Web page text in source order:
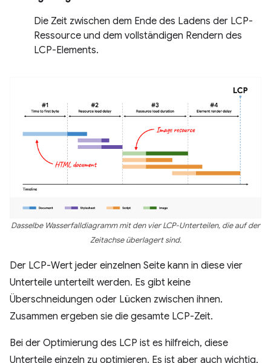
Die Zeit zwischen dem Ende des Ladens der LCP-
Ressource und dem vollständigen Rendern des
LCP-Elements.
Dasselbe Wasserfalldiagramm mit den vier LCP-Unterteilen, die auf der
Zeitachse überlagert sind.
Der LCP-Wert jeder einzelnen Seite kann in diese vier
Unterteile unterteilt werden. Es gibt keine
Überschneidungen oder Lücken zwischen ihnen.
Zusammen ergeben sie die gesamte LCP-Zeit.
Bei der Optimierung des LCP ist es hilfreich, diese
Unterteile einzeln zu optimieren. Es ist aber auch wichtig,